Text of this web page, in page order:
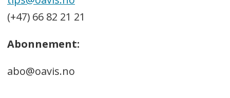
(+47) 66 82 21 21
Abonnement:
abo@oavis.no